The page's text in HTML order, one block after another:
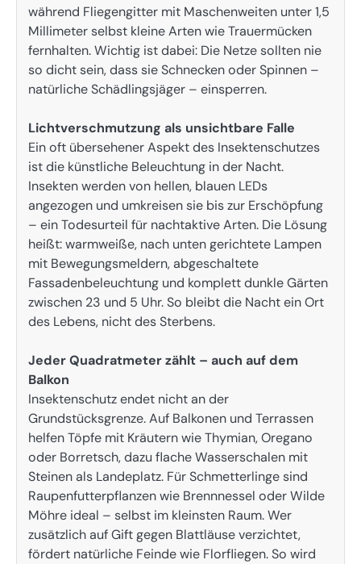
während Fliegengitter mit Maschenweiten unter 1,5
Millimeter selbst kleine Arten wie Trauermücken
fernhalten. Wichtig ist dabei: Die Netze sollten nie
so dicht sein, dass sie Schnecken oder Spinnen –
natürliche Schädlingsjäger – einsperren.
Lichtverschmutzung als unsichtbare Falle
Ein oft übersehener Aspekt des Insektenschutzes
ist die künstliche Beleuchtung in der Nacht.
Insekten werden von hellen, blauen LEDs
angezogen und umkreisen sie bis zur Erschöpfung
– ein Todesurteil für nachtaktive Arten. Die Lösung
heißt: warmweiße, nach unten gerichtete Lampen
mit Bewegungsmeldern, abgeschaltete
Fassadenbeleuchtung und komplett dunkle Gärten
zwischen 23 und 5 Uhr. So bleibt die Nacht ein Ort
des Lebens, nicht des Sterbens.
Jeder Quadratmeter zählt – auch auf dem
Balkon
Insektenschutz endet nicht an der
Grundstücksgrenze. Auf Balkonen und Terrassen
helfen Töpfe mit Kräutern wie Thymian, Oregano
oder Borretsch, dazu flache Wasserschalen mit
Steinen als Landeplatz. Für Schmetterlinge sind
Raupenfutterpflanzen wie Brennnessel oder Wilde
Möhre ideal – selbst im kleinsten Raum. Wer
zusätzlich auf Gift gegen Blattläuse verzichtet,
fördert natürliche Feinde wie Florfliegen. So wird